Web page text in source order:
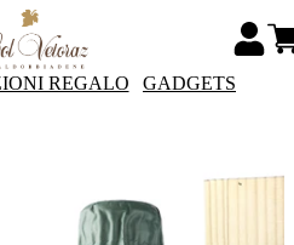
REGALO GADGETS